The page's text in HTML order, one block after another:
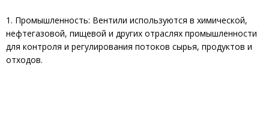
1. Промышленность: Вентили используются в химической,
нефтегазовой, пищевой и других отраслях промышленности
для контроля и регулирования потоков сырья, продуктов и
отходов.